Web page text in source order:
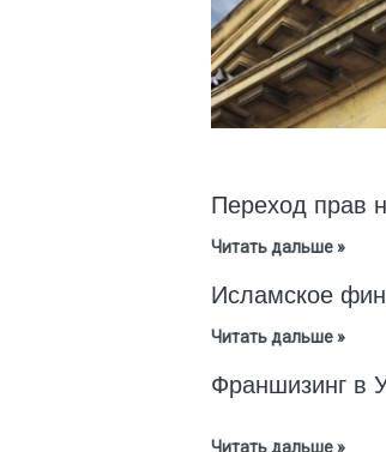
Переход прав
Читать дальше »
Исламское
Читать дальше »
Франшизинг в
Читать дальше »